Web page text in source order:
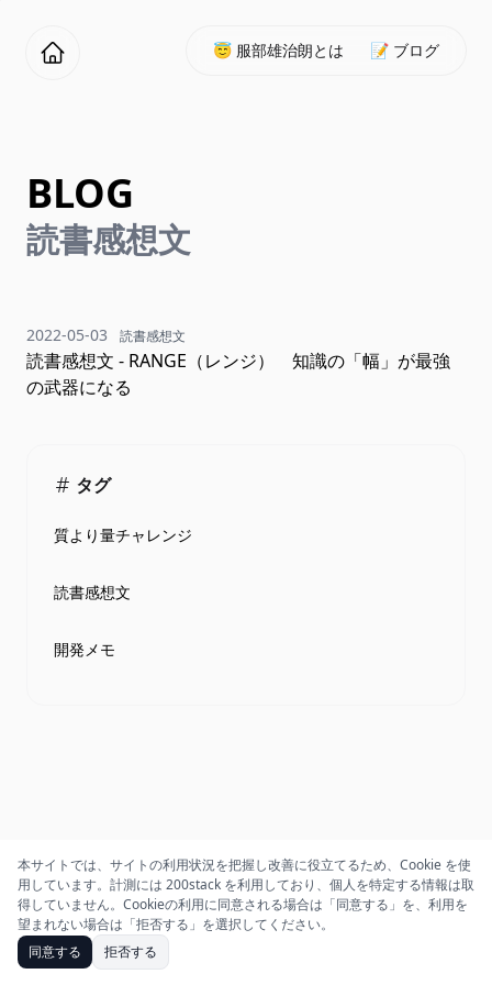
😇 服部雄治朗とは 📝 ブログ
BLOG
読書感想文
2022-05-03 読書感想文
読書感想文 - RANGE（レンジ） 知識の「幅」が最強
の武器になる
タグ
質より量チャレンジ
読書感想文
開発メモ
本サイトでは、サイトの利用状況を把握し改善に役立てるため、Cookie を使
用しています。計測には 200stack を利用しており、個人を特定する情報は取
得していません。Cookieの利用に同意される場合は「同意する」を、利用を
望まれない場合は「拒否する」を選択してください。
同意する
拒否する